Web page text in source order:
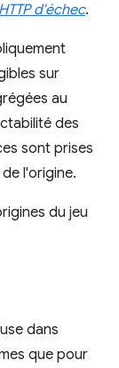
d'échec.
sur
au
des
sont prises
l'origine.
du jeu
dans
que pour